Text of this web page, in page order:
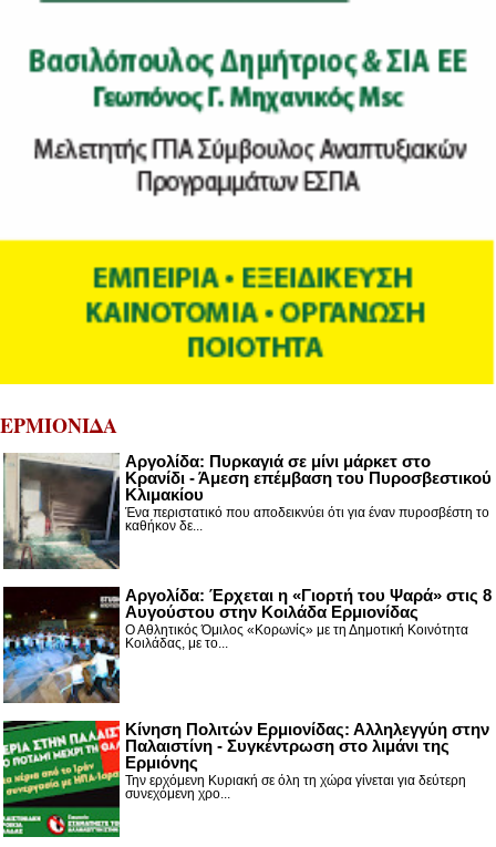
ΕΡΜΙΟΝΙΔΑ
Αργολίδα: Πυρκαγιά σε μίνι μάρκετ στο
Κρανίδι - Άμεση επέμβαση του Πυροσβεστικού
Κλιμακίου
Ένα περιστατικό που αποδεικνύει ότι για έναν πυροσβέστη το
καθήκον δε...
Αργολίδα: Έρχεται η «Γιορτή του Ψαρά» στις 8
Αυγούστου στην Κοιλάδα Ερμιονίδας
Ο Αθλητικός Όμιλος «Κορωνίς» με τη Δημοτική Κοινότητα
Κοιλάδας, με το...
Κίνηση Πολιτών Ερμιονίδας: Αλληλεγγύη στην
Παλαιστίνη - Συγκέντρωση στο λιμάνι της
Ερμιόνης
Την ερχόμενη Κυριακή σε όλη τη χώρα γίνεται για δεύτερη
συνεχόμενη χρο...